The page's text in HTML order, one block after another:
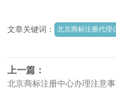
文章关键词： 北京商标注册代理
上一篇：
北京商标注册中心办理注意